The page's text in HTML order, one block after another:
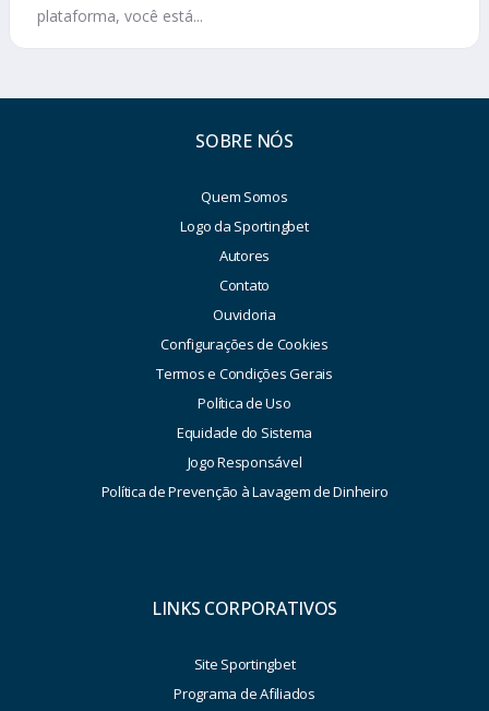
plataforma, você está...
SOBRE NÓS
Quem Somos
Logo da Sportingbet
Autores
Contato
Ouvidoria
Configurações de Cookies
Termos e Condições Gerais
Política de Uso
Equidade do Sistema
Jogo Responsável
Política de Prevenção à Lavagem de Dinheiro
LINKS CORPORATIVOS
Site Sportingbet
Programa de Afiliados